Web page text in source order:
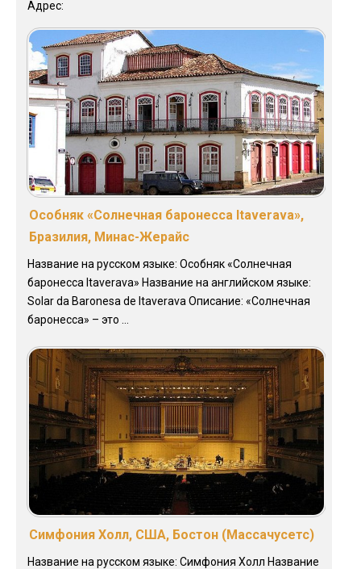
Адрес:
Особняк «Солнечная баронесса Itaverava»,
Бразилия, Минас-Жерайс
Название на русском языке: Особняк «Солнечная
баронесса Itaverava» Название на английском языке:
Solar da Baronesa de Itaverava Описание: «Солнечная
баронесса» – это ...
Симфония Холл, США, Бостон (Массачусетс)
Название на русском языке: Симфония Холл Название